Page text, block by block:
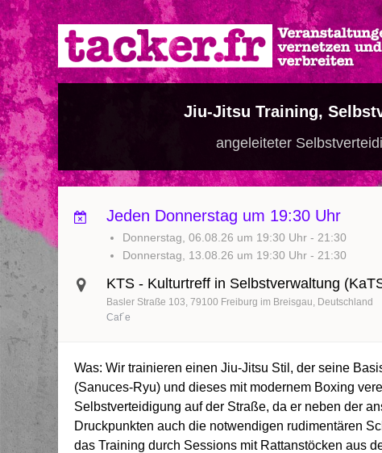
Direkt
zum
Inhalt
Jiu-Jitsu Training,
angeleiteter
Jeden Donnerstag um 19:30 Uhr
Donnerstag, 06.08.26 um 19:30 Uhr - 21:30
Donnerstag, 13.08.26 um 19:30 Uhr - 21:30
KTS - Kulturtreff in Selbstverwaltung
Basler Straße 103 79100 Freiburg im Breisgau Deutschland
Caf´e
Was: Wir trainieren einen Jiu-Jitsu Stil, der seine
(Sanuces-Ryu) und dieses mit modernem Boxing
Selbstverteidigung auf der Straße, da er neben der
Druckpunkten auch die notwendigen rudimentären
das Training durch Sessions mit Rattanstöcken aus